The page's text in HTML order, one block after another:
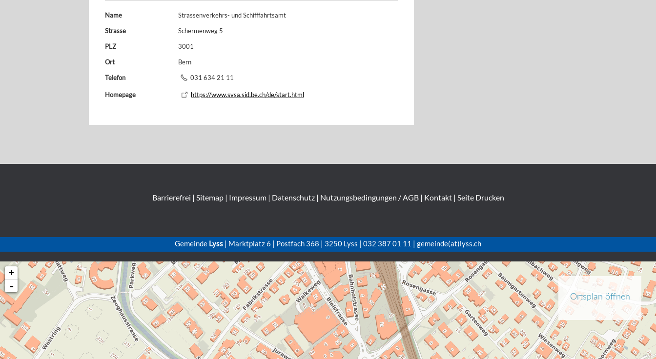
Name
Strassenverkehrs- und Schifffahrtsamt
Strasse
Schermenweg 5
PLZ
3001
Ort
Bern
Telefon
031 634 21 11
Homepage https://www.svsa.sid.be.ch/de/start.html
Barrierefrei | Sitemap| Impressum| Datenschutz| Nutzungsbedingungen / AGB| Kontakt| Seite Drucken
Gemeinde Lyss | Marktplatz 6 | Postfach 368 | 3250 Lyss | 032 387 01 11 | gemeinde(at)lyss.ch